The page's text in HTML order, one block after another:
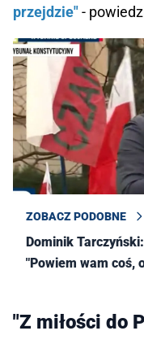
przejdzie"-
ZOBACZ PODOBNE
Dominik
"Powiem wam coś,
"Z miłości do